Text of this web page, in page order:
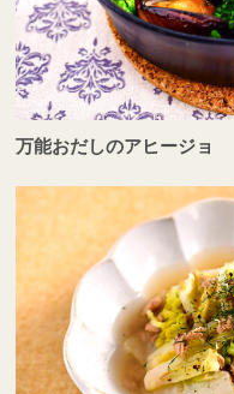
万能おだしのアヒージョ